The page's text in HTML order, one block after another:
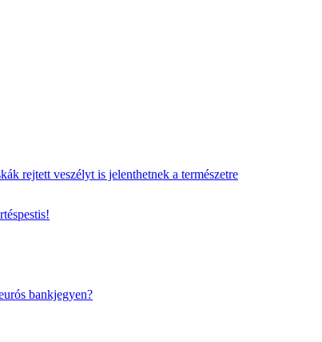
rejtett veszélyt is jelenthetnek a természetre
bankjegyen?